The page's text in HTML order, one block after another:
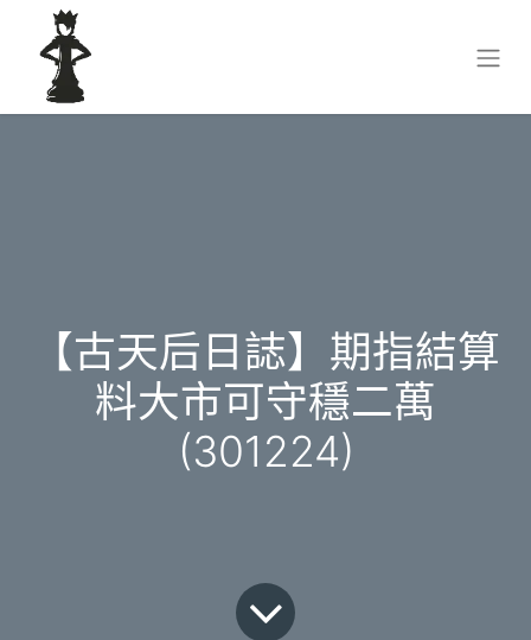
【古天后日誌】期指結算
料大市可守穩二萬
(301224)